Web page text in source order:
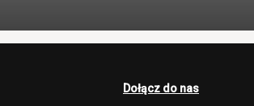
Dołącz do nas